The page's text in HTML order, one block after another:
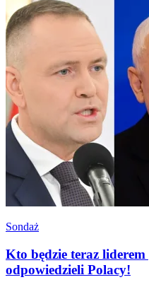
Sondaż
Kto będzie teraz
odpowiedzieli Polacy!